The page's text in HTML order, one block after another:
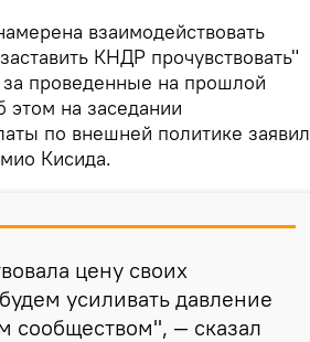
взаимодействовать
КНДР прочувствовать"
за проведенные на прошлой
на заседании
по внешней политике заявил
Кисида.
цену своих
усиливать давление
сообществом", — сказал